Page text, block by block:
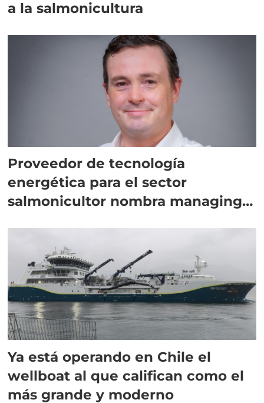
a la salmonicultura
Proveedor de tecnología
energética para el sector
salmonicultor nombra managing
Ya está operando en Chile el
wellboat al que califican como el
más grande y moderno